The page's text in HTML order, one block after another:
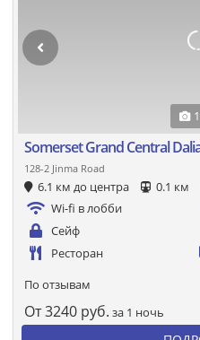
Somerset Grand Central
128-2 Jinma Road
6.1 км до центра 0.1 км
Wi-fi в лобби
Сейф
Ресторан
По отзывам
От3240 руб. за 1 ночь